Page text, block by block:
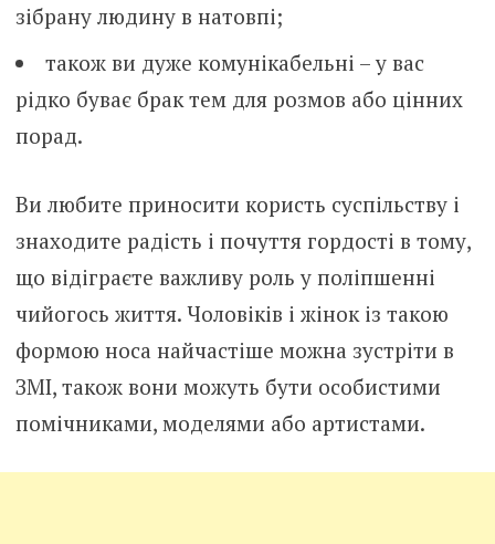
зібрану людину в натовпі;
також ви дуже комунікабельні – у вас
рідко буває брак тем для розмов або цінних
порад.
Ви любите приносити користь суспільству і
знаходите радість і почуття гордості в тому,
що відіграєте важливу роль у поліпшенні
чийогось життя. Чоловіків і жінок із такою
формою носа найчастіше можна зустріти в
ЗМІ, також вони можуть бути особистими
помічниками, моделями або артистами.